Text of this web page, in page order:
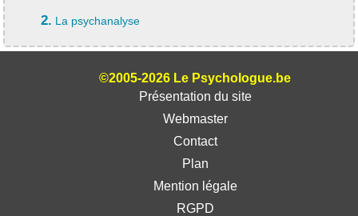
2. La psychanalyse
©2005-2026 Le Psychologue.be
Présentation du site
Webmaster
Contact
Plan
Mention légale
RGPD